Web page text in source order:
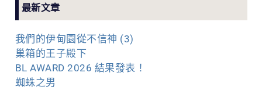
最新文章
我們的伊甸園從不信神 (3)
巢箱的王子殿下
BL AWARD 2026 結果發表！
蜘蛛之男